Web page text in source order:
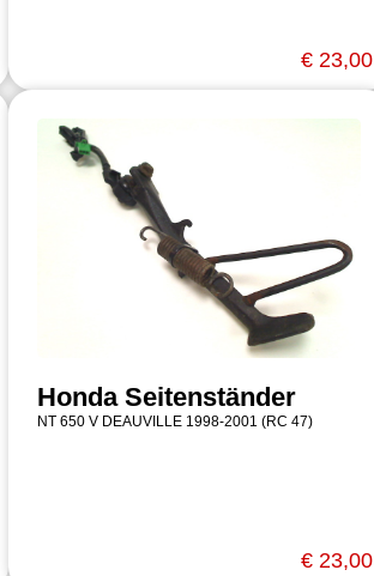
€ 23,00
Honda Seitenständer
NT 650 V DEAUVILLE 1998-2001 (RC 47)
€ 23,00